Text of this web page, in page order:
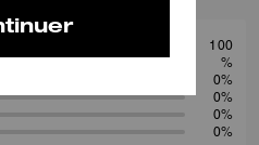
100
%
0%
0%
0%
0%